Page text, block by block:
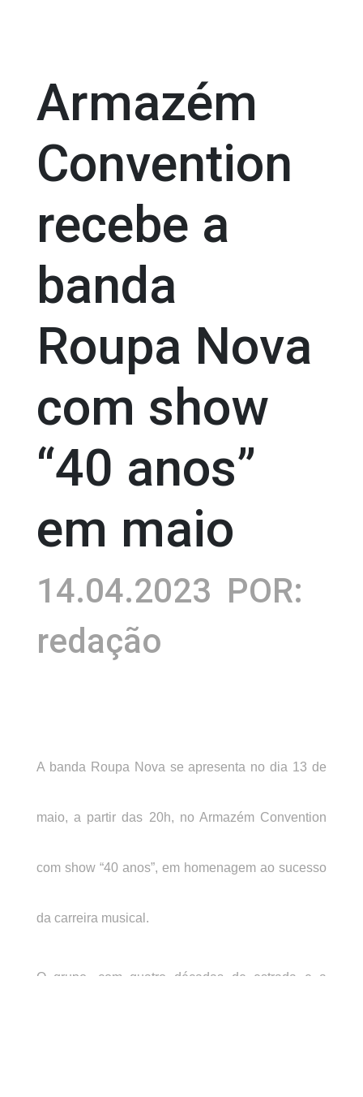
Armazém
Convention
recebe a
banda
Roupa Nova
com show
“40 anos”
em maio
14.04.2023 POR:
redação
A banda Roupa Nova se apresenta no dia 13 de
maio, a partir das 20h, no Armazém Convention
com show “40 anos”, em homenagem ao sucesso
da carreira musical.
O grupo, com quatro décadas de estrada e a